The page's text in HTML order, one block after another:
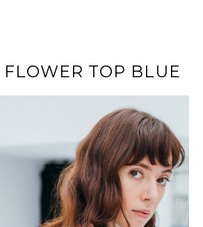
FLOWER TOP BLUE